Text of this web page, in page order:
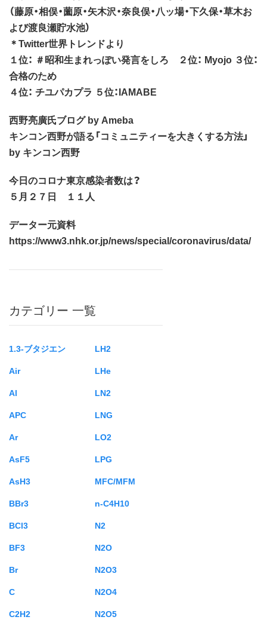
（藤原・相俣・薗原・矢木沢・奈良俣・八ッ場・下久保・草木お
よび渡良瀬貯水池）
＊Twitter世界トレンドより
１位： ＃昭和生まれっぽい発言をしろ ２位： Myojo ３位：
合格のため
４位： チユパカプラ ５位：IAMABE
西野亮廣氏ブログ by Ameba
キンコン西野が語る「コミュニティーを大きくする方法」
by キンコン西野
今日のコロナ東京感染者数は？
５月２７日 １１人
データー元資料
https://www3.nhk.or.jp/news/special/coronavirus/data/
カテゴリー 一覧
1.3-ブタジエン
Air
Al
APC
Ar
AsF5
AsH3
BBr3
BCl3
BF3
Br
C
C2H2
LH2
LHe
LN2
LNG
LO2
LPG
MFC/MFM
n-C4H10
N2
N2O
N2O3
N2O4
N2O5